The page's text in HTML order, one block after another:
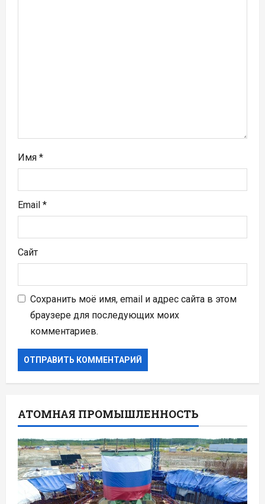
я
Имя *
Email *
Сайт
Сохранить моё имя, email и адрес сайта в этом
браузере для последующих моих
комментариев.
АТОМНАЯ ПРОМЫШЛЕННОСТЬ